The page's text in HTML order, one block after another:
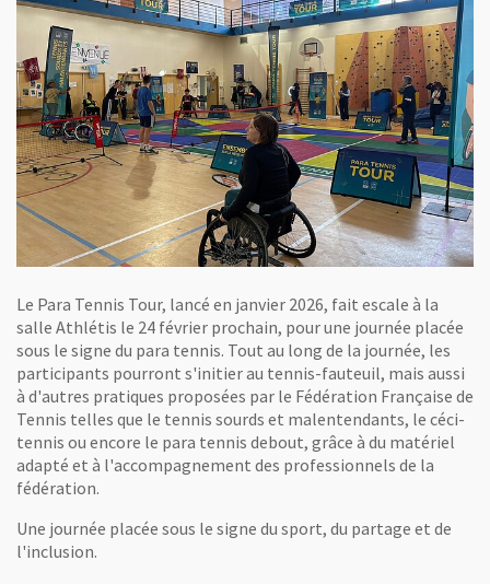
Le Para Tennis Tour, lancé en janvier 2026, fait escale à la
salle Athlétis le 24 février prochain, pour une journée placée
sous le signe du para tennis. Tout au long de la journée, les
participants pourront s'initier au tennis-fauteuil, mais aussi
à d'autres pratiques proposées par le Fédération Française de
Tennis telles que le tennis sourds et malentendants, le céci-
tennis ou encore le para tennis debout, grâce à du matériel
adapté et à l'accompagnement des professionnels de la
fédération.
Une journée placée sous le signe du sport, du partage et de
l'inclusion.